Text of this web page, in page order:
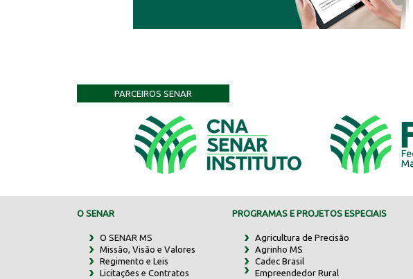
PARCEIROS SENAR
O SENAR
O SENAR MS
Missão, Visão e Valores
Regimento e Leis
Licitações e Contratos
PROGRAMAS E PROJETOS ESPECIAIS
Agricultura de Precisão
Agrinho MS
Cadec Brasil
Empreendedor Rural